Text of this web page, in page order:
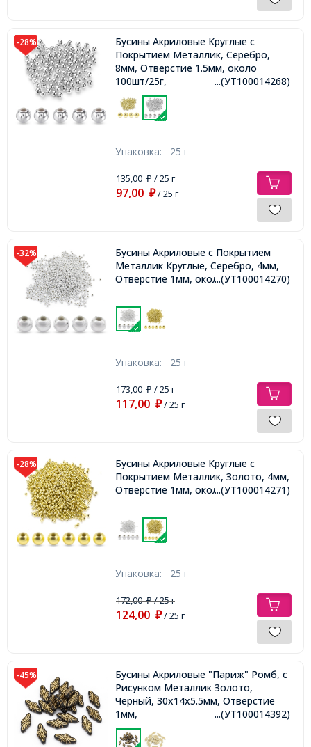
-28%
Бусины Акриловые Круглые с
Покрытием Металлик, Серебро,
8мм, Отверстие 1.5мм, около
100шт/25г,
...(УТ100014268)
Упаковка: 25 г
135,00₽/ 25 г
97,00 ₽/ 25 г
-32%
Бусины Акриловые с Покрытием
Металлик Круглые, Серебро, 4мм,
Отверстие 1мм, около 700шт/25г,
...(УТ100014270)
Упаковка: 25 г
173,00₽/ 25 г
117,00 ₽/ 25 г
-28%
Бусины Акриловые Круглые с
Покрытием Металлик, Золото, 4мм,
Отверстие 1мм, около 700шт/25г,
...(УТ100014271)
Упаковка: 25 г
172,00₽/ 25 г
124,00 ₽/ 25 г
-45%
Бусины Акриловые "Париж" Ромб, с
Рисунком Металлик Золото,
Черный, 30x14x5.5мм, Отверстие
1мм,
...(УТ100014392)